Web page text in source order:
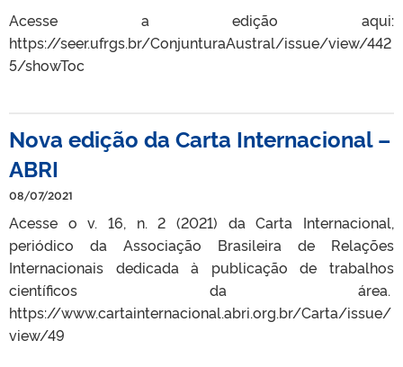
Acesse a edição aqui:
https://seer.ufrgs.br/ConjunturaAustral/issue/view/442
5/showToc
Nova edição da Carta Internacional –
ABRI
08/07/2021
Acesse o v. 16, n. 2 (2021) da Carta Internacional,
periódico da Associação Brasileira de Relações
Internacionais dedicada à publicação de trabalhos
científicos da área.
https://www.cartainternacional.abri.org.br/Carta/issue/
view/49